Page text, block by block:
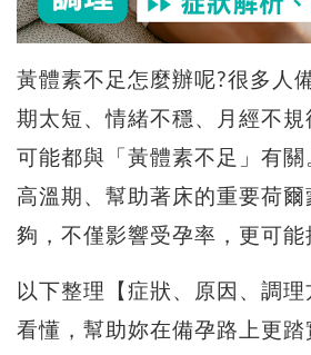
黃體素不足怎麼辦呢?很多人
期太短、情緒不穩、月經不
可能都與「黃體素不足」有
高溫期、幫助著床的重要荷爾
夠，不僅影響受孕率，更可能
以下整理【症狀、原因、調
看懂，幫助妳在備孕路上更踏